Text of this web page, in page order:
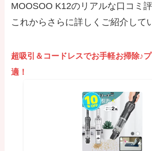
MOOSOO K12のリアルな口コミ評
これからさらに詳しくご紹介して
超吸引＆コードレスでお手軽お掃除♪
適！